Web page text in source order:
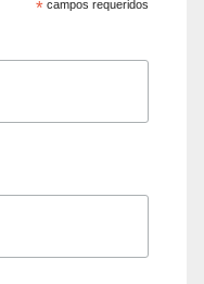
* campos requeridos